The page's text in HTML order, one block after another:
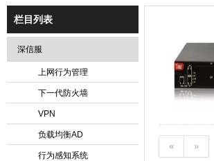
栏目列表
深信服
上网行为管理
下一代防火墙
VPN
负载均衡AD
行为感知系统
« »